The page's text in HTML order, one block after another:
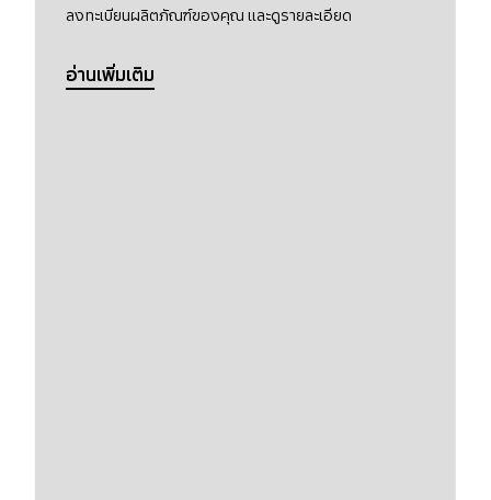
ลงทะเบียนผลิตภัณฑ์ของคุณ และดูรายละเอียด
อ่านเพิ่มเติม